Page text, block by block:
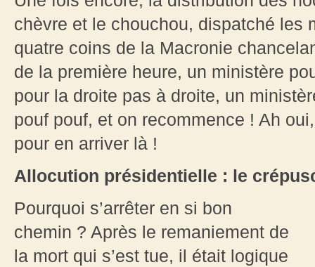
chèvre et le chouchou, dispatché les
quatre coins de la Macronie
de la première heure, un ministère
pour la droite pas à droite, un
pouf pouf, et on recommence ! Ah
pour en arriver là !
Allocution présidentielle : le
Pourquoi s’arrêter en si bon
chemin ? Après le remaniement de
la mort qui s’est tue, il était logique